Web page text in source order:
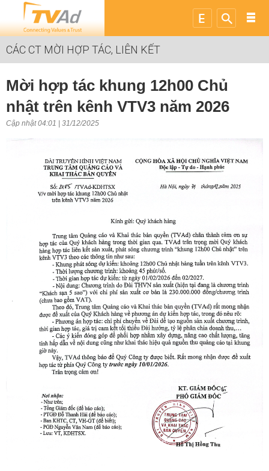
CÁC CT MỜI HỢP TÁC, LIÊN KẾT
Mời hợp tác khung 12h00 Chủ
nhật trên kênh VTV3 năm 2026
Cập nhật 04:01 | 31/12/2025